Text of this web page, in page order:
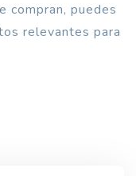
compran, puedes
relevantes para